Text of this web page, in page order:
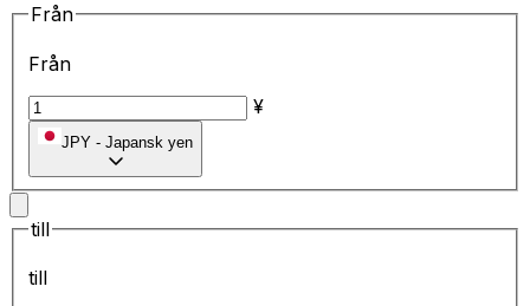
Från
Från
¥
JPY - Japansk yen
till
till